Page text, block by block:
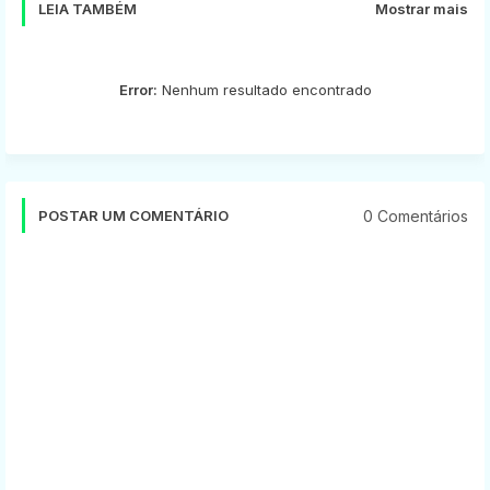
LEIA TAMBÉM Mostrar mais
Error: Nenhum resultado encontrado
POSTAR UM COMENTÁRIO 0 Comentários